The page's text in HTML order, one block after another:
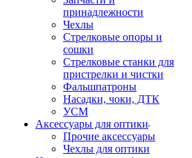
принадлежности
Чехлы
Стрелковые опоры и
сошки
Стрелковые станки для
пристрелки и чистки
Фальшпатроны
Насадки, чоки, ДТК
УСМ
Аксессуары для оптики
Прочие аксессуары
Чехлы для оптики